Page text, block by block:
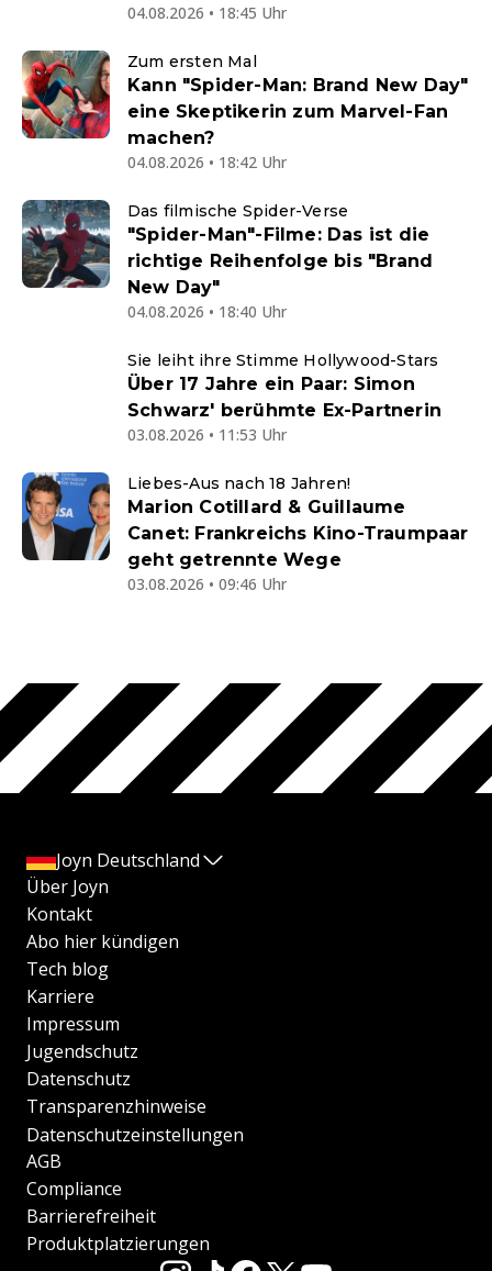
04.08.2026 • 18:45 Uhr
Zum ersten Mal
Kann "Spider-Man: Brand New Day"
eine Skeptikerin zum Marvel-Fan
machen?
04.08.2026 • 18:42 Uhr
Das filmische Spider-Verse
"Spider-Man"-Filme: Das ist die
richtige Reihenfolge bis "Brand
New Day"
04.08.2026 • 18:40 Uhr
Sie leiht ihre Stimme Hollywood-Stars
Über 17 Jahre ein Paar: Simon
Schwarz' berühmte Ex-Partnerin
03.08.2026 • 11:53 Uhr
Liebes-Aus nach 18 Jahren!
Marion Cotillard & Guillaume
Canet: Frankreichs Kino-Traumpaar
geht getrennte Wege
03.08.2026 • 09:46 Uhr
Joyn Deutschland
Über Joyn
Kontakt
Abo hier kündigen
Tech blog
Karriere
Impressum
Jugendschutz
Datenschutz
Transparenzhinweise
Datenschutzeinstellungen
AGB
Compliance
Barrierefreiheit
Produktplatzierungen